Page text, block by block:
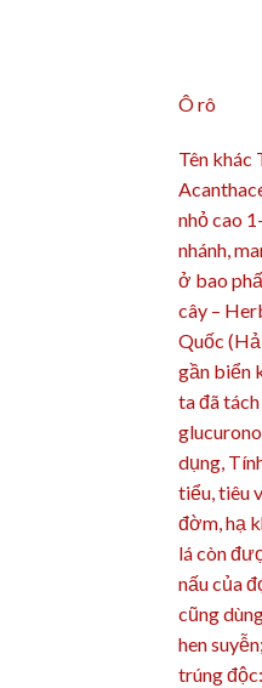
Ô rô
Tên khác
nhỏ cao
nhánh,
ở bao
cây –
Quốc
gần biển
ta đã
dụng,
tiểu, tiêu
đờm, hạ
lá còn
nấu của
cũng
hen
trúng